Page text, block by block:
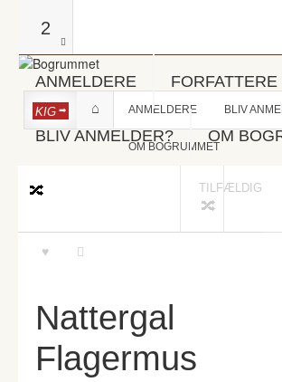
2
ANMELDERE FORFATTERE
BLIV ANMELDER? OM
KIG ANMELDERE BLIV
OM BOGRUMMET
TILFÆLDIG
Nattergal
Flagermus